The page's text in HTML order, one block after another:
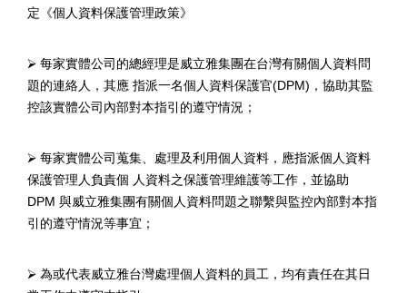
定《個人資料保護管理政策》
⮚ 每家實體公司的總經理是威立雅集團在台灣有關個人資料問
題的連絡人，其應 指派一名個人資料保護官(DPM) ，協助其監
控該實體公司內部對本指引的遵守情況；
⮚ 每家實體公司蒐集、處理及利用個人資料，應指派個人資料
保護管理人負責個 人資料之保護管理維護等工作，並協助
DPM 與威立雅集團有關個人資料問題之聯繫與監控內部對本指
引的遵守情況等事宜；
⮚ 為或代表威立雅台灣處理個人資料的員工，均有責任在其日